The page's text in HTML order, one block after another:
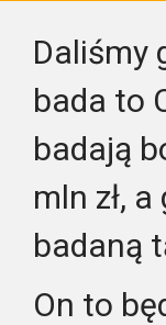
Daliśmy
bada to
badają
mln zł,
badaną
On to